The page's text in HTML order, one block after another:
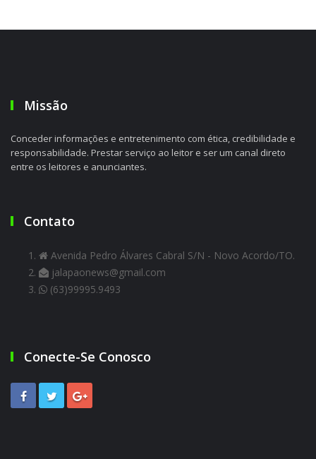
Missão
Conceder informações e entretenimento com ética, credibilidade e
responsabilidade. Prestar serviço ao leitor e ser um canal direto
entre os leitores e anunciantes.
Contato
Avenida Pedro Álvares Cabral S/N - Novo Acordo/TO.
jalapaonews@gmail.com
(63)99995.9493
Conecte-Se Conosco